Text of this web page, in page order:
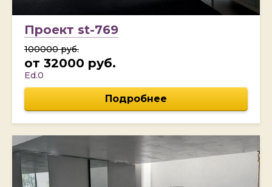
Проект st-769
100000 руб.
от 32000 руб.
Ed.0
Подробнее